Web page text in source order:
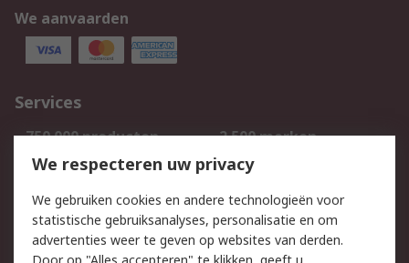
We aanvaarden
Services
750.000 producten
2.500 merken
Bestellen
Inkoopoplossingen
Track & Trace
We respecteren uw privacy
We gebruiken cookies en andere technologieën voor
statistische gebruiksanalyses, personalisatie en om
advertenties weer te geven op websites van derden.